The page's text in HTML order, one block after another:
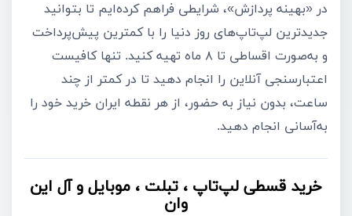
در «بهینه پردازش»، شرایطی فراهم کرده‌ایم تا بتوانید
جدیدترین لپ‌تاپ‌های روز دنیا را با کمترین پیش‌پرداخت
و به‌صورت اقساطی تا ۸ ماه تهیه کنید. تنها کافیست
اعتبارسنجی آنلاین را انجام دهید تا در کمتر از چند
ساعت، بدون نیاز به حضور، از هر نقطه ایران خرید خود را
به‌آسانی انجام دهید.
خرید قسطی لپ‌تاپ ، تبلت ، موبایل و آل این
وان